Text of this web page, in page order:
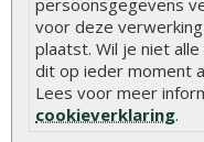
voor deze
plaatst. Wil je niet
dit op ieder moment
Lees voor meer
cookieverklaring.
Deurhoogte
Ramen
Dakafwerking
Model